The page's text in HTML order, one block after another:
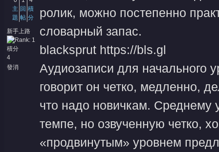
主
題
回
帖
積
分
新手上路
積分
4
發消
ролик, можно постепенно
словарный запас.
blacksprut https://bls.gl
Аудиозаписи для начального
говорит он четко, медленно,
что надо новичкам. Среднему
темпе, но озвученную четко,
«продвинутым» уровнем